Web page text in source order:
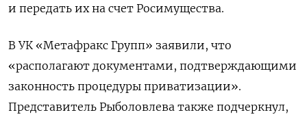
и передать их на счет Росимущества.
В УК «Метафракс Групп» заявили, что
«располагают документами, подтверждающими
законность процедуры приватизации».
Представитель Рыболовлева также подчеркнул,